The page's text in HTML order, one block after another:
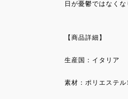
日が憂鬱ではなくな
【商品詳細】
生産国：イタリア
素材：ポリエステ